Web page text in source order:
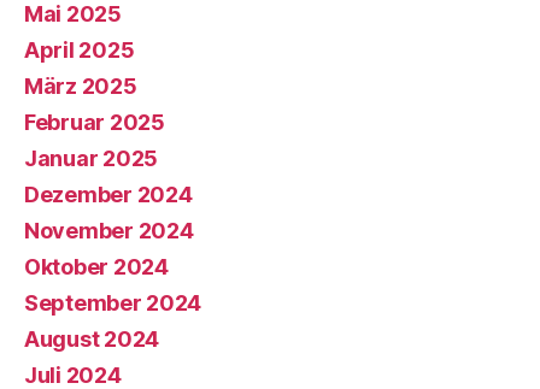
Mai 2025
April 2025
März 2025
Februar 2025
Januar 2025
Dezember 2024
November 2024
Oktober 2024
September 2024
August 2024
Juli 2024